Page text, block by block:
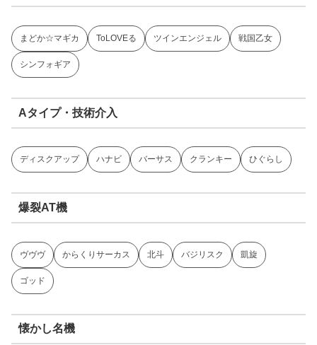
まどか☆マギカ ToLOVEる ツインエンジェル 戦国乙女
シンフォギア
Aタイプ・技術介入
ディスクアップ ハナビ バーサス クランキー ひぐらし
爆裂AT機
ヴヴヴ からくりサーカス 北斗 バジリスク 凱旋
ゴッド
懐かし名機